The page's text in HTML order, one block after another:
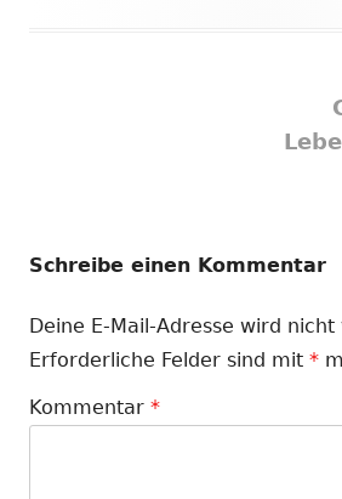
Beitragsnavigation
Schreibe einen Kommentar
Deine E-Mail-Adresse wird
Erforderliche Felder sind mit *
Kommentar *